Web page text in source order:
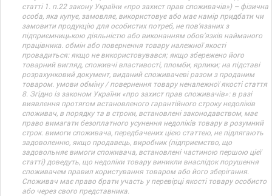
статті 1. п.22 закону України «про захист прав споживачів») – фізична
особа, яка купує, замовляє, використовує або має намір придбати чи
замовити продукцію для особистих потреб, не пов’язаних з
підприємницькою діяльністю або виконанням обов’язків найманого
працівника. обмін або повернення товару належної якості
провадиться: якщо не використовувався; якщо збережено його
товарний вигляд, споживчі властивості, пломби, ярлики; на підставі
розрахунковий документ, виданий споживачеві разом з проданим
товаром. умови обміну / повернення товару неналежної якості стаття
8. Згідно із законом України «про захист прав споживачів»: в разі
виявлення протягом встановленого гарантійного строку недоліків
споживач, в порядку та в строки, встановлені законодавством, має
право вимагати безоплатного усунення недоліків товару в розумний
строк. вимоги споживача, передбачених цією статтею, не підлягають
задоволенню, якщо продавець, виробник (підприємство, що
задовольняє вимоги споживача, встановлені частиною першою цієї
статті) доведуть, що недоліки товару виникли внаслідок порушення
споживачем правил користування товаром або його зберігання.
Споживач має право брати участь у перевірці якості товару особисто
або через свого представника.